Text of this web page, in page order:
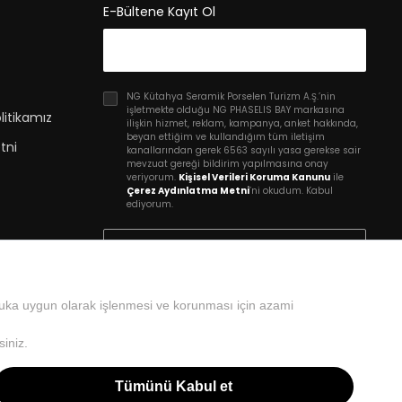
E-Bültene Kayıt Ol
NG Kütahya Seramik Porselen Turizm A.Ş.’nin
işletmekte olduğu NG PHASELIS BAY markasına
ilişkin hizmet, reklam, kampanya, anket hakkında,
beyan ettiğim ve kullandığım tüm iletişim
kanallarından gerek 6563 sayılı yasa gerekse sair
mevzuat gereği bildirim yapılmasına onay
veriyorum. Kişisel Verileri Koruma Kanunuile
Çerez Aydınlatma Metni’ni okudum. Kabul
ediyorum.